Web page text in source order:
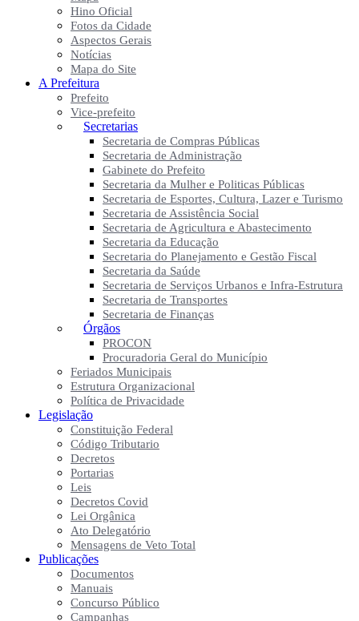
Hino Oficial
Fotos da Cidade
Aspectos Gerais
Notícias
Mapa do Site
A Prefeitura
Prefeito
Vice-prefeito
Secretarias
Secretaria de Compras Públicas
Secretaria de Administração
Gabinete do Prefeito
Secretaria da Mulher e Politicas Públicas
Secretaria de Esportes, Cultura, Lazer e Turismo
Secretaria de Assistência Social
Secretaria de Agricultura e Abastecimento
Secretaria da Educação
Secretaria do Planejamento e Gestão Fiscal
Secretaria da Saúde
Secretaria de Serviços Urbanos e Infra-Estrutura
Secretaria de Transportes
Secretaria de Finanças
Órgãos
PROCON
Procuradoria Geral do Município
Feriados Municipais
Estrutura Organizacional
Política de Privacidade
Legislação
Constituição Federal
Código Tributario
Decretos
Portarias
Leis
Decretos Covid
Lei Orgânica
Ato Delegatório
Mensagens de Veto Total
Publicações
Documentos
Manuais
Concurso Público
Campanhas